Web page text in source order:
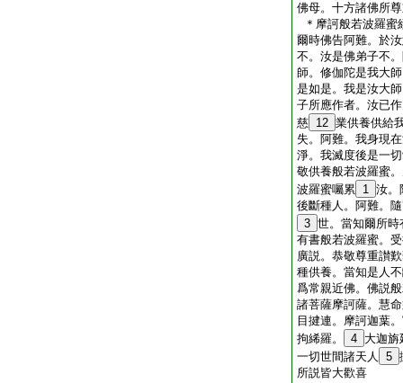
佛母。十方諸佛所
＊摩訶般若波羅蜜
爾時佛告阿難。於
不。汝是佛弟子不
師。修伽陀是我大
是如是。我是汝大
子所應作者。汝已
慈 12 業供養供給
失。阿難。我身現
淨。我滅度後是一
敬供養般若波羅蜜
波羅蜜囑累
1 汝。
後斷種人。阿難。
3 世。當知爾所
有書般若波羅蜜。
廣説。恭敬尊重讃
種供養。當知是人
爲常親近佛。佛説
諸菩薩摩訶薩。慧
目揵連。摩訶迦葉
拘絺羅。
4 大迦旃
一切世間諸天人
5
所説皆大歡喜